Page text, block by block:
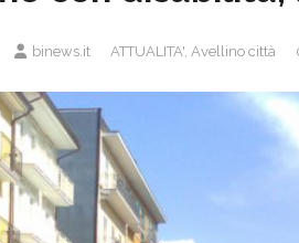
binews.it ATTUALITA', Avellino città